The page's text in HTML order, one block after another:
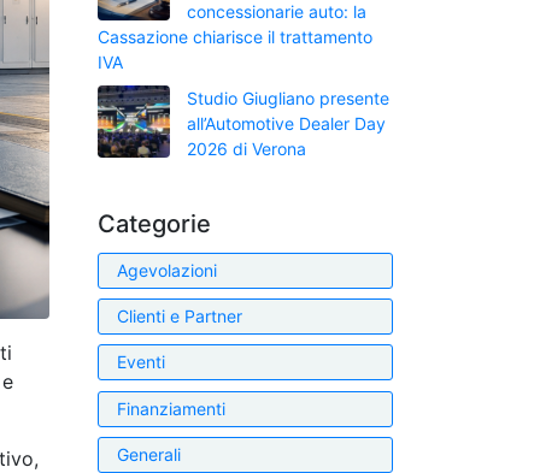
concessionarie auto: la
Cassazione chiarisce il trattamento
IVA
Studio Giugliano presente
all’Automotive Dealer Day
2026 di Verona
Categorie
Agevolazioni
Clienti e Partner
Eventi
Finanziamenti
Generali